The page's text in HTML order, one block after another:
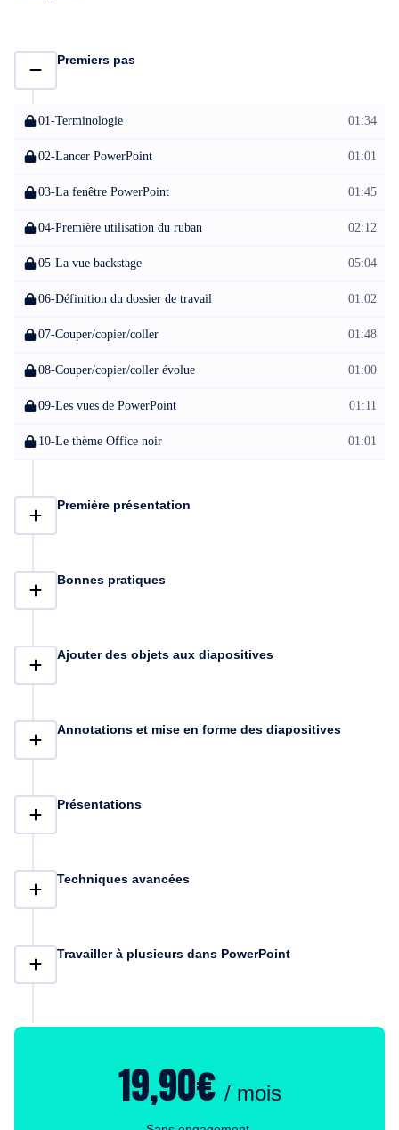
présentation, en vous montrant comment ajouter et organiser du
SmartArt, tout en appliquant une mise en forme soignée. Les
dynamiser vos diaporamas. Enfin, vous découvrirez des
présentations et le travail collaboratif afin d’exploiter pleinement
Premiers pas
01-Terminologie 01:34
02-Lancer PowerPoint 01:01
03-La fenêtre PowerPoint 01:45
04-Première utilisation du ruban 02:12
05-La vue backstage 05:04
06-Définition du dossier de travail 01:02
07-Couper/copier/coller 01:48
08-Couper/copier/coller évolue 01:00
09-Les vues de PowerPoint 01:11
10-Le thème Office noir 01:01
Première présentation
Bonnes pratiques
Ajouter des objets aux diapositives
Annotations et mise en forme des diapositives
Présentations
Techniques avancées
Travailler à plusieurs dans PowerPoint
19,90€ / mois